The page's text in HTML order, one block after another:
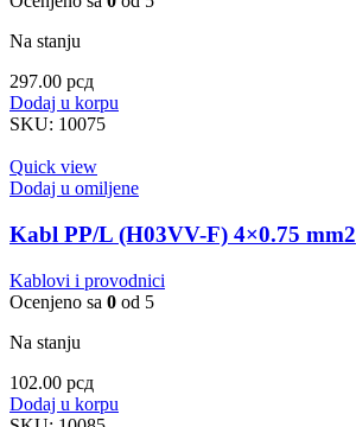
Na stanju
297.00 рсд
Dodaj u korpu
SKU: 10075
Quick view
Dodaj u omiljene
Kabl PP/L (H03VV-F) 4×0.75 mm2
Kablovi i provodnici
Ocenjeno sa 0 od 5
Na stanju
102.00 рсд
Dodaj u korpu